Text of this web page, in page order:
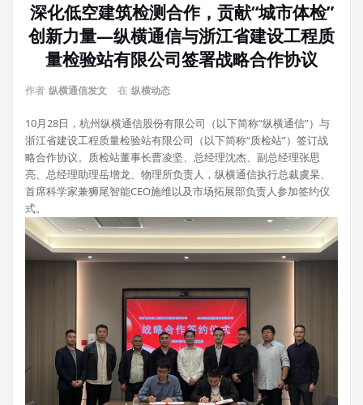
深化低空建筑检测合作，贡献“城市体检”
创新力量—纵横通信与浙江省建设工程质
量检验站有限公司签署战略合作协议
作者 纵横通信发文 在 纵横动态
10月28日，杭州纵横通信股份有限公司（以下简称“纵横通信”）与
浙江省建设工程质量检验站有限公司（以下简称“质检站”）签订战
略合作协议。质检站董事长曹凌坚、总经理沈杰、副总经理张思
亮、总经理助理岳增龙、物理所负责人，纵横通信执行总裁虞杲、
首席科学家兼狮尾智能CEO施维以及市场拓展部负责人参加签约仪
式。